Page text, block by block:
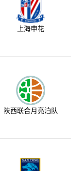
上海申花
陕西联合月亮泊队